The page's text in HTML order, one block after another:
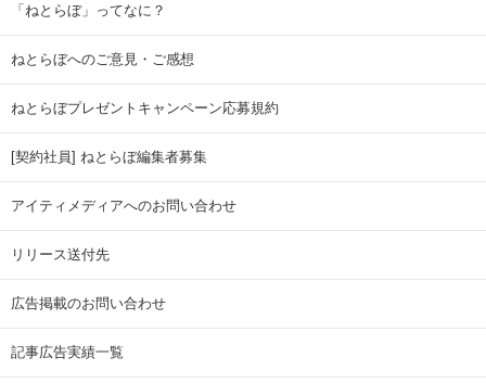
「ねとらぼ」ってなに？
ねとらぼへのご意見・ご感想
ねとらぼプレゼントキャンペーン応募規約
[契約社員] ねとらぼ編集者募集
アイティメディアへのお問い合わせ
リリース送付先
広告掲載のお問い合わせ
記事広告実績一覧